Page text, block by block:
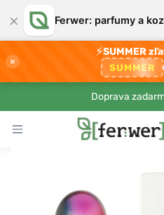
× Ferwer: parfumy a
×
⚡SUMMER
SUMMER
Doprava